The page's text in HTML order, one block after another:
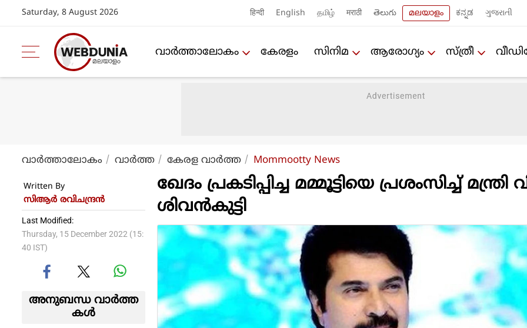
Saturday, 8 August 2026 हिन्दी English தமிழ் मराठी తెలుగు മലയാളം ಕನ್ನಡ ગુજરાતી
വാര്‍ത്താലോകം കേരളം സിനിമ ആരോഗ്യം സ്ത്രീ
വാര്‍ത്താലോകം വാര്‍ത്ത കേരള വാര്‍ത്ത Mommootty News
Written By
സിആര്‍ രവിചന്ദ്രന്‍
Last Modified:
Thursday, 15 December 2022 (15:
40 IST)
അനുബന്ധ വാര്‍ത്ത
കള്‍
ഖേദം പ്രകടിപ്പിച്ച മമ്മൂട്ടിയെ പ്രശംസിച്ച് മന്ത്രി
ശിവന്‍കുട്ടി